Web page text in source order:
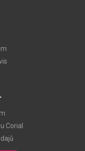
Corial